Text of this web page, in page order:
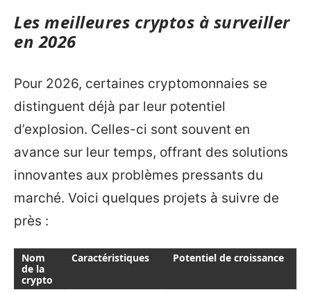
Les meilleures cryptos à surveiller
en 2026
Pour 2026, certaines cryptomonnaies se
distinguent déjà par leur potentiel
d’explosion. Celles-ci sont souvent en
avance sur leur temps, offrant des solutions
innovantes aux problèmes pressants du
marché. Voici quelques projets à suivre de
près :
Nom
de la
crypto
Caractéristiques Potentiel de croissance